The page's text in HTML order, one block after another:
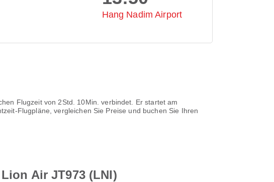
Hang Nadim Airport
Flugzeit von 2Std. 10Min. verbindet. Er startet am
Flugpläne, vergleichen Sie Preise und buchen Sie Ihren
Air JT973 (LNI)